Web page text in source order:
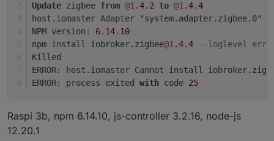
@Asgothianverbesserung des Pingprozesses - hier ist
auch ein Button in den Objecten dazugekommen
gezogen werden auch wenn diese bei uns definiert
@Nachtragda es hier zu vielen Fragen kommt
nach dem Update und nach dem Adapter start sind
ALLE Geräte erstmal mit einer Link Quality von 10 in der
Kacheln.. nach dem sich die Geräte gemeldet haben
(Router) geht die Link Quality auf das was das Gerät
lifert. bleibt die Link Quality auf 10 meldet sich das Gerät
diebatteriebenen Geräte.. diese müssen sich erst
Update zigbee from @1 .4.2 to @1 .4.4
host.iomaster Adapter "system.adapter.zigbee.0"
NPM version: 6.14.10
npm install iobroker.zigbee@1 .4.4
--loglevel
Killed
ERROR: host.iomaster Cannot install
ERROR: process exited with code 25
Raspi 3b, npm 6.14.10, js-controller 3.2.16, node-js
12.20.1